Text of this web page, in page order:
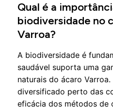
Qual é a
biodiversidade no
Varroa?
A biodiversidade é
saudável suporta uma
naturais do ácaro
diversificado perto das
eficácia dos métodos de